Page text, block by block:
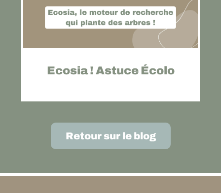
Ecosia ! Astuce Écolo
Retour sur le blog